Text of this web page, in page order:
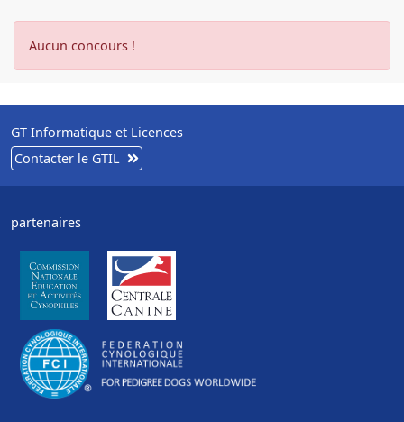
Aucun concours !
GT Informatique et Licences
Contacter le GTIL
partenaires